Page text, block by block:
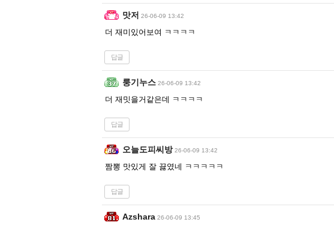
맛저 26-06-09 13:42
더 재미있어보여 ㅋㅋㅋㅋ
답글
룽기누스 26-06-09 13:42
더 재밋을거같은데 ㅋㅋㅋㅋ
답글
오늘도피씨방 26-06-09 13:42
짬뽕 맛있게 잘 끓였네 ㅋㅋㅋㅋㅋ
답글
Azshara 26-06-09 13:45